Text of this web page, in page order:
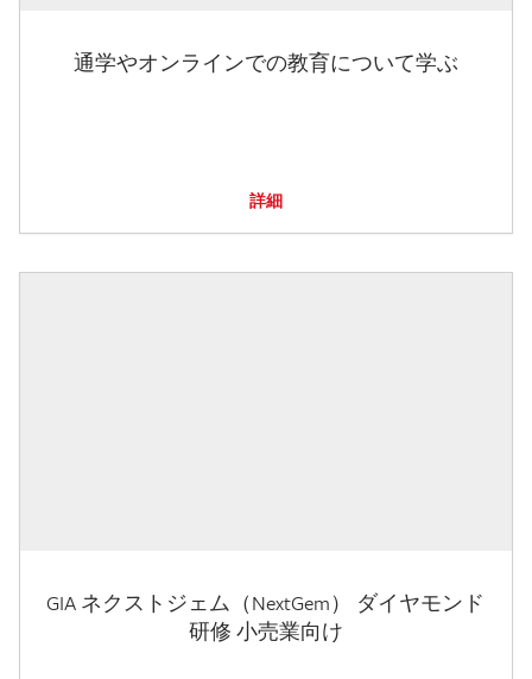
通学やオンラインでの教育について学ぶ
詳細
GIA ネクストジェム（NextGem） ダイヤモンド
研修 小売業向け